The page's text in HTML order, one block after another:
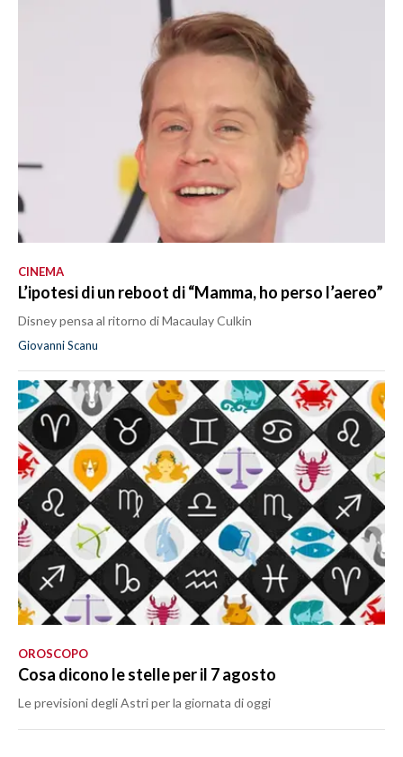
CINEMA
L’ipotesi di un reboot di “Mamma, ho perso l’aereo”
Disney pensa al ritorno di Macaulay Culkin
Giovanni Scanu
OROSCOPO
Cosa dicono le stelle per il 7 agosto
Le previsioni degli Astri per la giornata di oggi